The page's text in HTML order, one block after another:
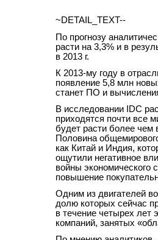
~DETAIL_TEXT--
По прогнозу
расти на 3,3% и в
в 2013 г.
К 2013-му году в
появление 5,8 млн
станет ПО и
В исследовании IDC
приходятся почти все
будет расти более чем
Половина
как Китай и Индия,
ощутили негативное
войны экономического
повышение
Одним из двигателей
долю которых сейчас
в течение четырех лет
компаний, занятых